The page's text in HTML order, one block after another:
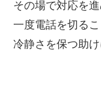
その場で対応を進
一度電話を切る
冷静さを保つ助け